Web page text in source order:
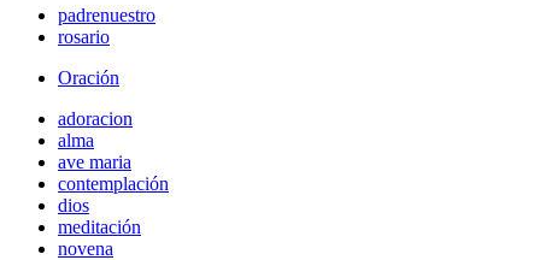
padrenuestro
rosario
Oración
adoracion
alma
ave maria
contemplación
dios
meditación
novena